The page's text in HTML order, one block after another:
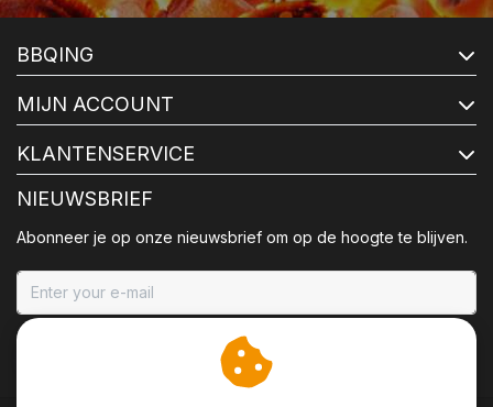
BBQING
MIJN ACCOUNT
KLANTENSERVICE
NIEUWSBRIEF
Abonneer je op onze nieuwsbrief om op de hoogte te blijven.